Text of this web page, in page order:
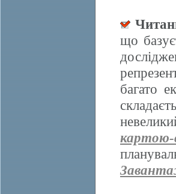
що
багато
картою-